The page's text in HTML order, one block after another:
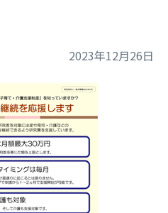
2023年12月26日